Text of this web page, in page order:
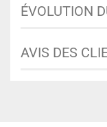
ÉVOLUTION
AVIS DES